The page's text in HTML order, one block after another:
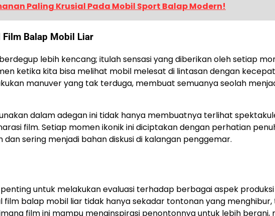
Paling Krusial Pada Mobil Sport Balap Modern!
Balap Mobil Liar
lebih kencang; itulah sensasi yang diberikan oleh setiap
ketika kita bisa melihat mobil melesat di lintasan dengan
manuver yang tak terduga, membuat semuanya seolah
dalam adegan ini tidak hanya membuatnya terlihat
film. Setiap momen ikonik ini diciptakan dengan perhatian
sering menjadi bahan diskusi di kalangan penggemar.
untuk melakukan evaluasi terhadap berbagai aspek
film balap mobil liar tidak hanya sekadar tontonan yang
film ini mampu menginspirasi penontonnya untuk lebih berani,